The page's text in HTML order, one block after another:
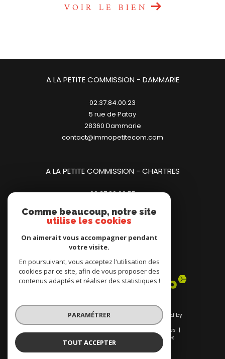
VOIR LE BIEN
A LA PETITE COMMISSION - CHARTRES
02.37.20.00.55
28000 chartres
A LA PETITE COMMISSION - DAMMARIE
02.37.84.00.23
5 rue de Patay
28360
dammarie
contact@immopetitecom.com
Adhérents
© 2026 | Tous droits réservés | Traduction powered by
Google |
Mentions légales
Cookies
Comme beaucoup, notre site
utilise les cookies
On aimerait vous accompagner pendant
votre visite.
En poursuivant, vous acceptez l'utilisation des
cookies par ce site, afin de vous proposer des
contenus adaptés et réaliser des statistiques !
PARAMÉTRER
TOUT ACCEPTER